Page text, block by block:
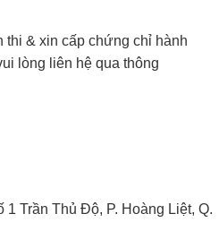
thi & xin cấp chứng chỉ hành
lòng liên hệ qua thông
Trần Thủ Độ, P. Hoàng Liệt, Q.